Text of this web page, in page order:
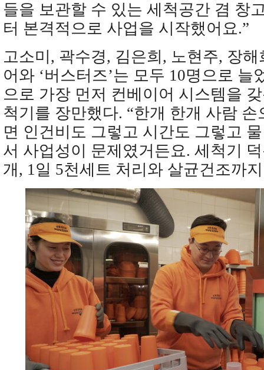
들을 보관할 수 있는 세척공간 겸 창
터 본격적으로 사업을 시작했어요.”
고소미, 곽수경, 김은희, 노현주, 장
어와 ‘버스터즈’는 모두 10명으로 늘
으로 가장 먼저 컨베이어 시스템을
척기를 장만했다. “한개 한개 사람
면 인건비도 그렇고 시간도 그렇고
서 사업성이 문제였거든요. 세척기
개, 1일 5천세트 처리와 살균건조까